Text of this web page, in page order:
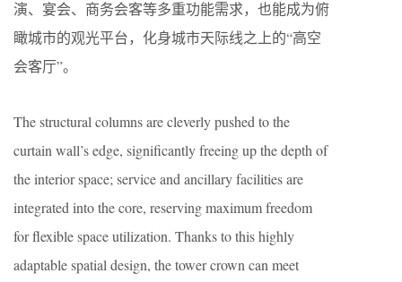
演、宴会、商务会客等多重功能需求，也能成为俯
瞰城市的观光平台，化身城市天际线之上的“高空
会客厅”。
The structural columns are cleverly pushed to the
curtain wall’s edge, significantly freeing up the depth of
the interior space; service and ancillary facilities are
integrated into the core, reserving maximum freedom
for flexible space utilization. Thanks to this highly
adaptable spatial design, the tower crown can meet